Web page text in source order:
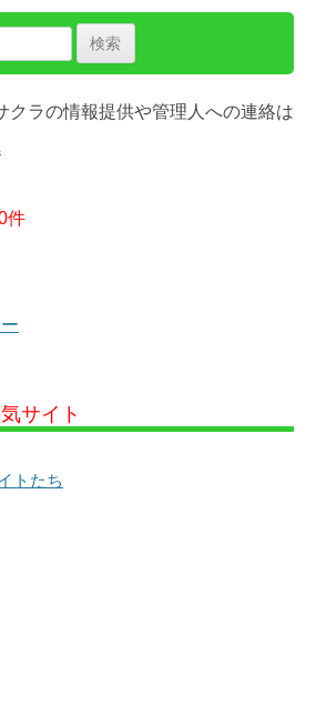
クラの情報提供や管理人への連絡は
件
サイト
トたち